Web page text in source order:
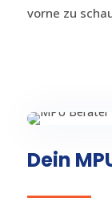
vorne zu
Dein